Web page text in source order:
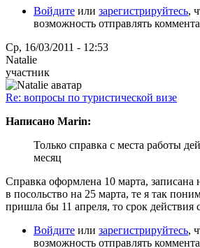
Войдите или зарегистрируйтесь,
возможность отправлять
Ср, 16/03/2011 - 12:53
Natalie
участник
Re: вопросы по туристической визе
Написано Marin:
Только справка с места работы
месяц
Справка оформлена 10 марта, записана
в посольство на 25 марта, те я так
пришла бы 11 апреля, то срок действия
Войдите или зарегистрируйтесь,
возможность отправлять